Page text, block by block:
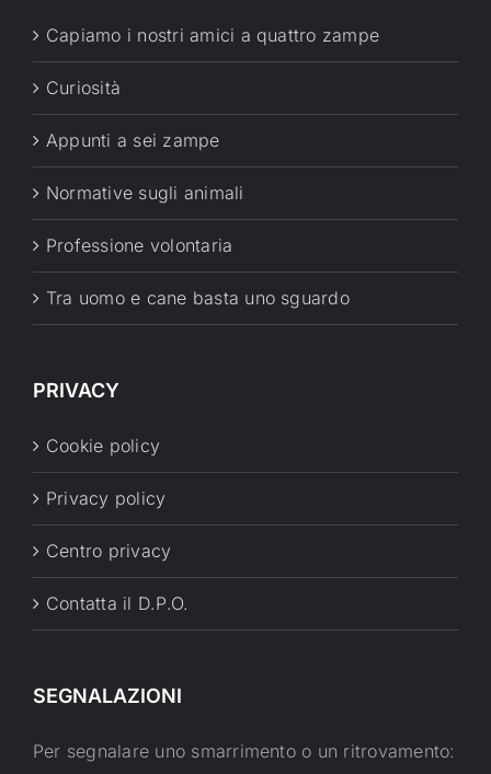
Capiamo i nostri amici a quattro zampe
Curiosità
Appunti a sei zampe
Normative sugli animali
Professione volontaria
Tra uomo e cane basta uno sguardo
PRIVACY
Cookie policy
Privacy policy
Centro privacy
Contatta il D.P.O.
SEGNALAZIONI
Per segnalare uno smarrimento o un ritrovamento: